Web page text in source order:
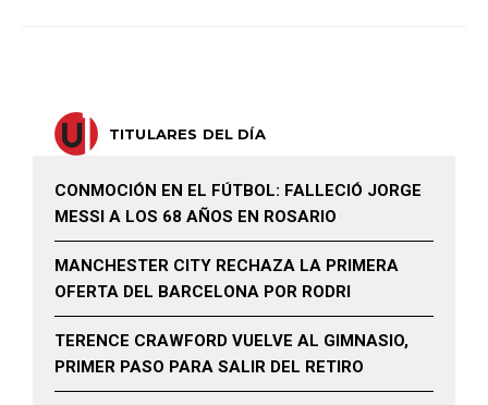
TITULARES DEL DÍA
CONMOCIÓN EN EL FÚTBOL: FALLECIÓ JORGE
MESSI A LOS 68 AÑOS EN ROSARIO
MANCHESTER CITY RECHAZA LA PRIMERA
OFERTA DEL BARCELONA POR RODRI
TERENCE CRAWFORD VUELVE AL GIMNASIO,
PRIMER PASO PARA SALIR DEL RETIRO